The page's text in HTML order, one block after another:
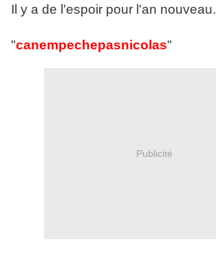
Il y a de l'espoir pour l'an nouveau.
"canempechepasnicolas"
Publicité